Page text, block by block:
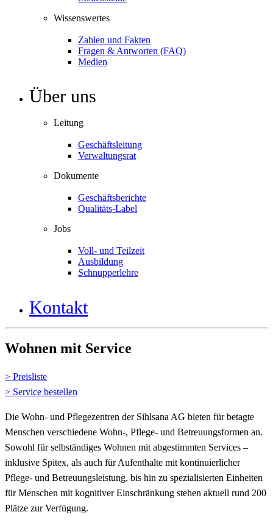
Wissenswertes
Zahlen und Fakten
Fragen & Antworten (FAQ)
Medien
Über uns
Leitung
Geschäftsleitung
Verwaltungsrat
Dokumente
Geschäftsberichte
Qualitäts-Label
Jobs
Voll- und Teilzeit
Ausbildung
Schnupperlehre
Kontakt
Wohnen mit Service
> Preisliste
> Service bestellen
Die Wohn- und Pflegezentren der Sihlsana AG bieten für betagte
Menschen verschiedene Wohn-, Pflege- und Betreuungsformen an.
Sowohl für selbständiges Wohnen mit abgestimmten Services –
inklusive Spitex, als auch für Aufenthalte mit kontinuierlicher
Pflege- und Betreuungsleistung, bis hin zu spezialisierten Einheiten
für Menschen mit kognitiver Einschränkung stehen aktuell rund 200
Plätze zur Verfügung.